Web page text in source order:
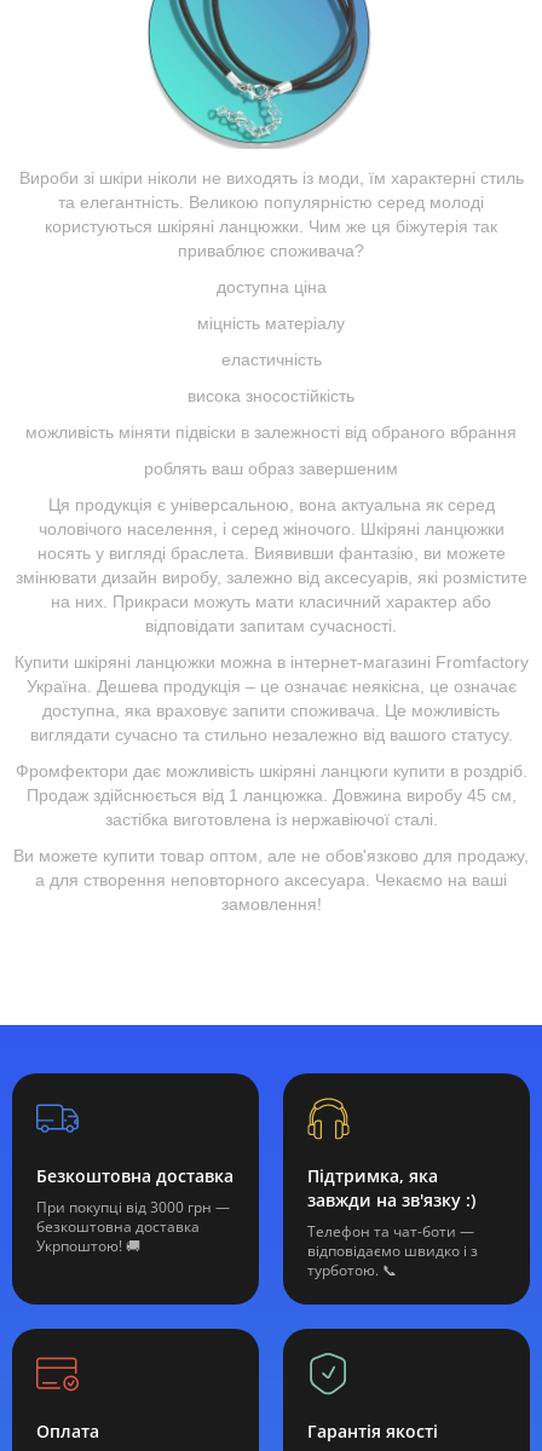
Вироби зі шкіри ніколи не виходять із моди, їм характерні стиль
та елегантність. Великою популярністю серед молоді
користуються шкіряні ланцюжки. Чим же ця біжутерія так
приваблює споживача?
доступна ціна
міцність матеріалу
еластичність
висока зносостійкість
можливість міняти підвіски в залежності від обраного вбрання
роблять ваш образ завершеним
Ця продукція є універсальною, вона актуальна як серед
чоловічого населення, і серед жіночого. Шкіряні ланцюжки
носять у вигляді браслета. Виявивши фантазію, ви можете
змінювати дизайн виробу, залежно від аксесуарів, які розмістите
на них. Прикраси можуть мати класичний характер або
відповідати запитам сучасності.
Купити шкіряні ланцюжки можна в інтернет-магазині Fromfactory
Україна. Дешева продукція – це означає неякісна, це означає
доступна, яка враховує запити споживача. Це можливість
виглядати сучасно та стильно незалежно від вашого статусу.
Фромфектори дає можливість шкіряні ланцюги купити в роздріб.
Продаж здійснюється від 1 ланцюжка. Довжина виробу 45 см,
застібка виготовлена ​​із нержавіючої сталі.
Ви можете купити товар оптом, але не обов'язково для продажу,
а для створення неповторного аксесуара. Чекаємо на ваші
замовлення!
Безкоштовна доставка
При покупці від 3000 грн —
безкоштовна доставка
Укрпоштою! 🚚
Підтримка, яка
завжди на зв'язку :)
Телефон та чат-боти —
відповідаємо швидко і з
турботою. 📞
Оплата Гарантія якості